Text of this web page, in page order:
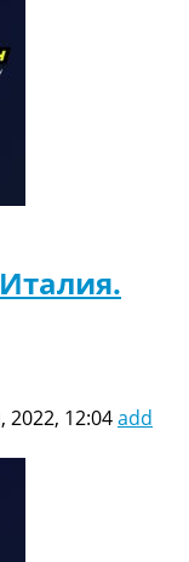
2022, 12:04add